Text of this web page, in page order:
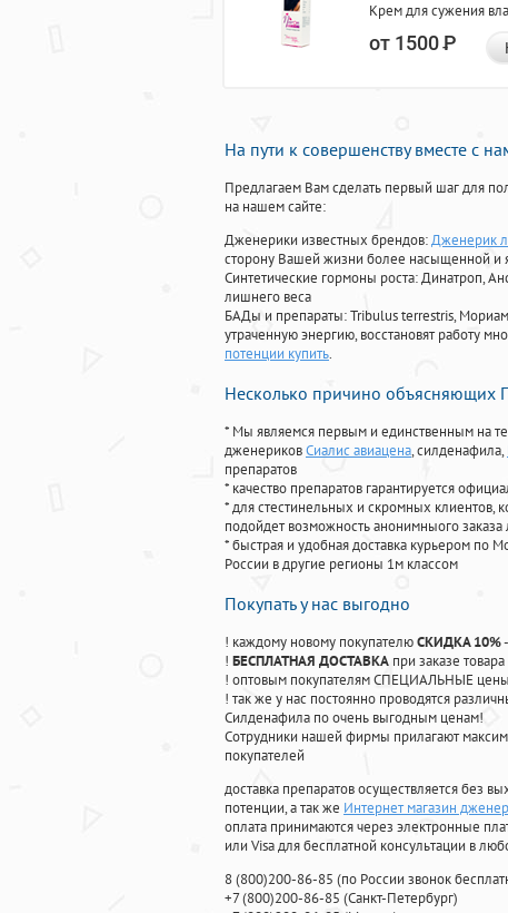
Крем для сужения
от 1500Р
На пути к совершенству вместе с
Предлагаем Вам сделать первый шаг для
на нашем сайте:
Дженерики известных брендов:Дженерик
сторону Вашей жизни более насыщенной и
Синтетические гормоны роста: Динатроп,
лишнего веса
БАДы и препараты:Tribulus terrestris,
утраченную энергию, восстановят работу
потенции купить.
Несколько причино объясняющих
* Мы являемся первым и единственным на
дженериковСиалис авиацена, силденафила,
препаратов
* качество препаратов гарантируется
* для стестинельных и скромных клиентов,
подойдет возможность анонимныого
* быстрая и удобная доставка курьером по
России в другие регионы 1м классом
Покупать у нас выгодно
! каждому новому покупателюСКИДКА 10%
! БЕСПЛАТНАЯ ДОСТАВКА при заказе
! оптовым покупателям СПЕЦИАЛЬНЫЕ цены
! так же у нас постоянно проводятся
Силденафила по очень выгодным ценам!
Cотрудники нашей фирмы прилагают
покупателей
доставка препаратов осуществляется без
потенции, а так же Интернет магазин
оплата принимаются через электронные
или Visa для бесплатной консультации в
8(800)200-86-85 (по России звонок
+7(800)200-86-85 (Санкт-Петербург)